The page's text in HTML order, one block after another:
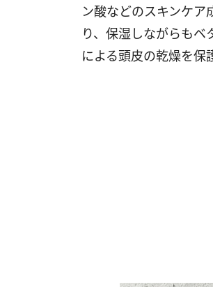
ン酸などのスキンケ
り、保湿しながらも
による頭皮の乾燥を保